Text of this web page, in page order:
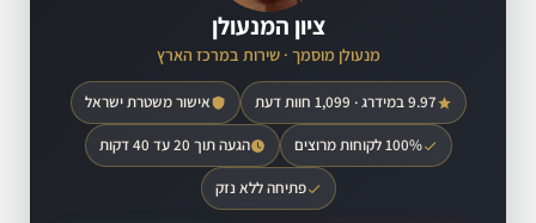
ציון המנעולן
מנעולן מוסמך · שירות במרכז הארץ
9.97 במידרג · 1,099 חוות דעת אישור משטרת ישראל
100% לקוחות מרוצים הגעה תוך 20 עד 40 דקות
פתיחה ללא נזק